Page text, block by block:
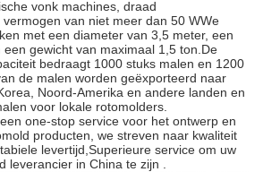
vonk machines, draad
van niet meer dan 50 WWe
met een diameter van 3,5 meter, een
gewicht van maximaal 1,5 ton.De
bedraagt 1000 stuks malen en 1200
de malen worden geëxporteerd naar
Noord-Amerika en andere landen en
voor lokale rotomolders.
one-stop service voor het ontwerp en
producten, we streven naar kwaliteit
levertijd,Superieure service om uw
leverancier in China te zijn .